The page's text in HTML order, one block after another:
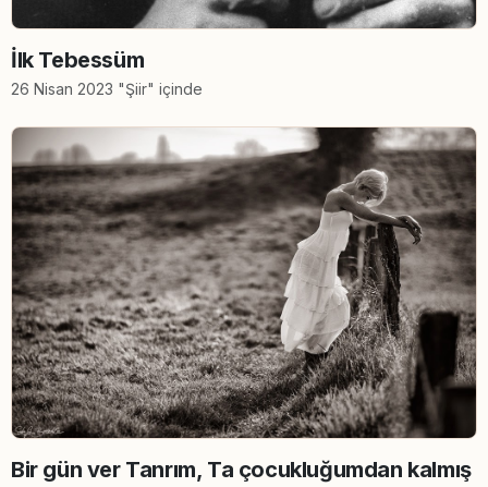
İlk Tebessüm
26 Nisan 2023 "Şiir" içinde
Bir gün ver Tanrım, Ta çocukluğumdan kalmış